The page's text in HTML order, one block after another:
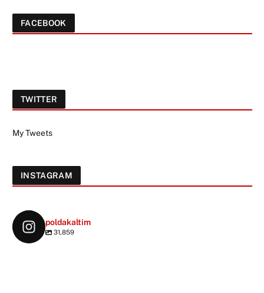
FACEBOOK
TWITTER
My Tweets
INSTAGRAM
poldakaltim
31,859